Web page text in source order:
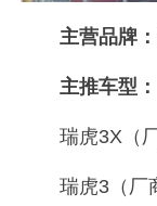
主营品牌：
主推车型：
瑞虎3X（
瑞虎3（厂